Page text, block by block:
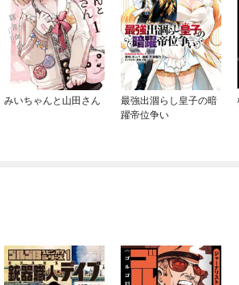
みいちゃんと山田さん
最強出涸らし皇子の暗
躍帝位争い